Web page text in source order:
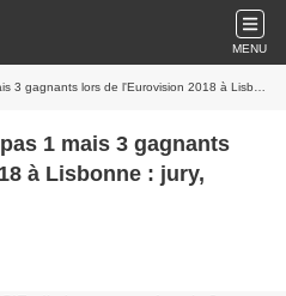
MENU
de l'Eurovision 2018 à Lisbonne : jury, télévote et cumulé !
1 mais 3 gagnants
à Lisbonne : jury,